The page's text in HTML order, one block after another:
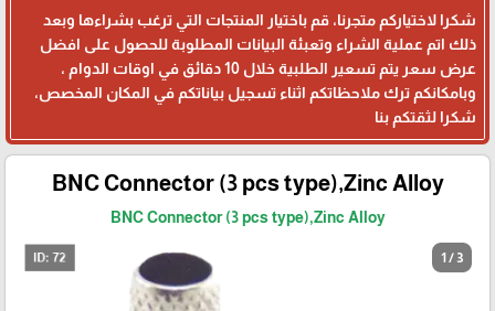
شكرا لاختياركم متجرنا، قم باختيار المنتجات التي ترغب بشراءها وبعد
ذلك اتم عملية الشراء وتعبئة البيانات المطلوبة للحصول على افضل
عرض سعر يتم تسعير الطلبية خلال 10 دقائق في اوقات الدوام ،
وبامكانكم ترك ملاحظاتكم اثناء تسجيل بياناتكم في المكان المخصص،
شكرا لثقتكم بنا
BNC Connector (3 pcs type),Zinc Alloy
BNC Connector (3 pcs type),Zinc Alloy
1 / 3